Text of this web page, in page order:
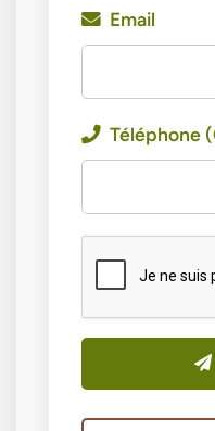
Email
Téléphone